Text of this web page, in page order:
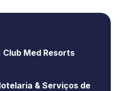
Club Med Resorts
& Serviços de